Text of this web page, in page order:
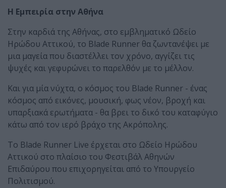
Η Εμπειρία στην Αθήνα
Στην καρδιά της Αθήνας, στο εμβληματικό Ωδείο
Ηρώδου Αττικού, το Blade Runner θα ζωντανέψει με
μια μαγεία που διαστέλλει τον χρόνο, αγγίζει τις
ψυχές και γεφυρώνει το παρελθόν με το μέλλον.
Και για μία νύχτα, ο κόσμος του Blade Runner - ένας
κόσμος από εικόνες, μουσική, φως νέον, βροχή και
υπαρξιακά ερωτήματα - θα βρει το δικό του καταφύγιο
κάτω από τον ιερό βράχο της Ακρόπολης.
Το Blade Runner Live έρχεται στο Ωδείο Ηρώδου
Αττικού στο πλαίσιο του Φεστιβάλ Αθηνών
Επιδαύρου που επιχορηγείται από το Υπουργείο
Πολιτισμού.